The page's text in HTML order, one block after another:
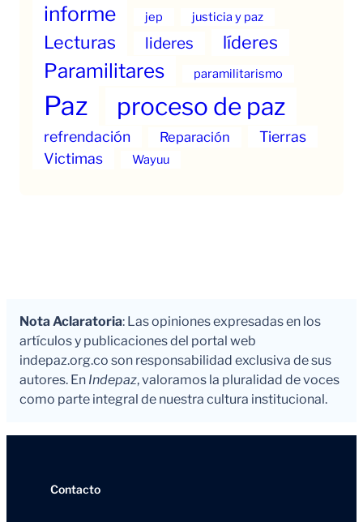
informe jep justicia y paz
Lecturas lideres líderes
Paramilitares paramilitarismo
Paz proceso de paz
refrendación Reparación
Tierras
Victimas
Wayuu
Nota Aclaratoria: Las opiniones expresadas en los
artículos y publicaciones del portal web
indepaz.org.co son responsabilidad exclusiva de sus
autores. En Indepaz, valoramos la pluralidad de voces
como parte integral de nuestra cultura institucional.
Contacto